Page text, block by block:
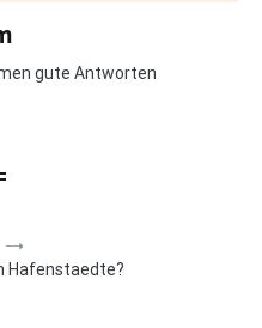
gute Antworten
Hafenstaedte?